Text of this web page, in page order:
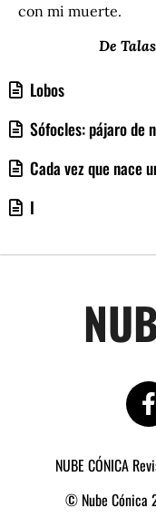
Lobos
Sófocles: pájaro de
Cada vez que nace
I
con mi muerte.
De
NUBE CÓNICA
© Nube Cónica